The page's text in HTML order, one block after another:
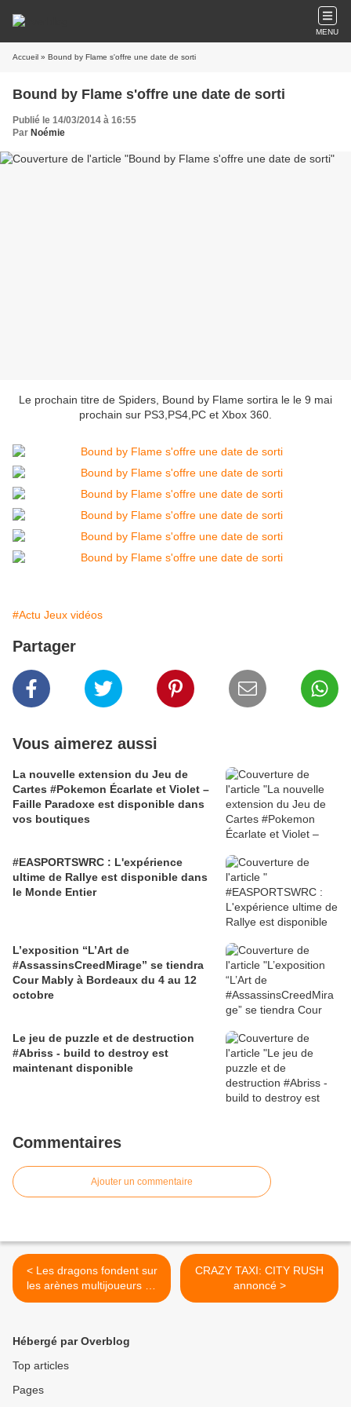
MENU
Accueil » Bound by Flame s'offre une date de sorti
Bound by Flame s'offre une date de sorti
Publié le 14/03/2014 à 16:55
Par Noémie
Le prochain titre de Spiders, Bound by Flame sortira le le 9 mai
prochain sur PS3,PS4,PC et Xbox 360.
#Actu Jeux vidéos
Partager
Vous aimerez aussi
La nouvelle extension du Jeu de
Cartes #Pokemon Écarlate et Violet –
Faille Paradoxe est disponible dans
vos boutiques
#EASPORTSWRC : L'expérience
ultime de Rallye est disponible dans
le Monde Entier
L’exposition “L’Art de
#AssassinsCreedMirage” se tiendra
Cour Mably à Bordeaux du 4 au 12
octobre
Le jeu de puzzle et de destruction
#Abriss - build to destroy est
maintenant disponible
Commentaires
Ajouter un commentaire
< Les dragons fondent sur
les arènes multijoueurs en
CRAZY TAXI: CITY RUSH
annoncé >
Hébergé par Overblog
Top articles
Pages